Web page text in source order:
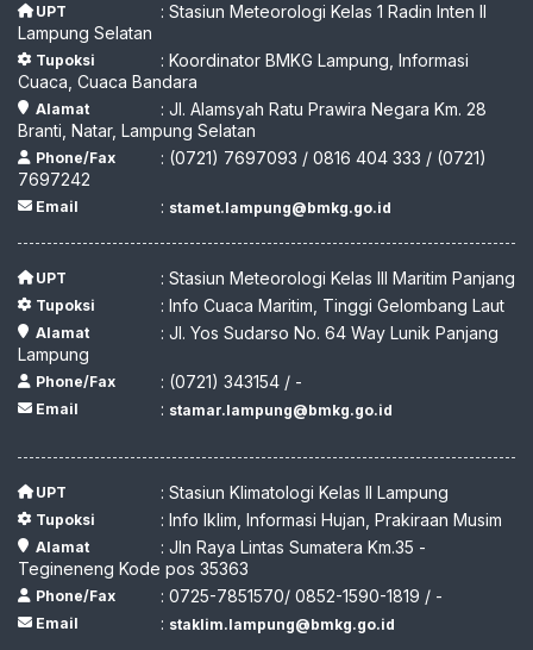
UPT
: Stasiun Meteorologi Kelas 1 Radin Inten II
Lampung Selatan
Tupoksi
: Koordinator BMKG Lampung, Informasi
Cuaca, Cuaca Bandara
Alamat
: Jl. Alamsyah Ratu Prawira Negara Km. 28
Branti, Natar, Lampung Selatan
Phone/Fax
: (0721) 7697093 / 0816 404 333 / (0721)
7697242
Email : stamet.lampung@bmkg.go.id
UPT : Stasiun Meteorologi Kelas III Maritim Panjang
Tupoksi : Info Cuaca Maritim, Tinggi Gelombang Laut
Alamat
: Jl. Yos Sudarso No. 64 Way Lunik Panjang
Lampung
Phone/Fax : (0721) 343154 / -
Email : stamar.lampung@bmkg.go.id
UPT : Stasiun Klimatologi Kelas II Lampung
Tupoksi : Info Iklim, Informasi Hujan, Prakiraan Musim
Alamat
: Jln Raya Lintas Sumatera Km.35 -
Tegineneng Kode pos 35363
Phone/Fax : 0725-7851570/ 0852-1590-1819 / -
Email : staklim.lampung@bmkg.go.id